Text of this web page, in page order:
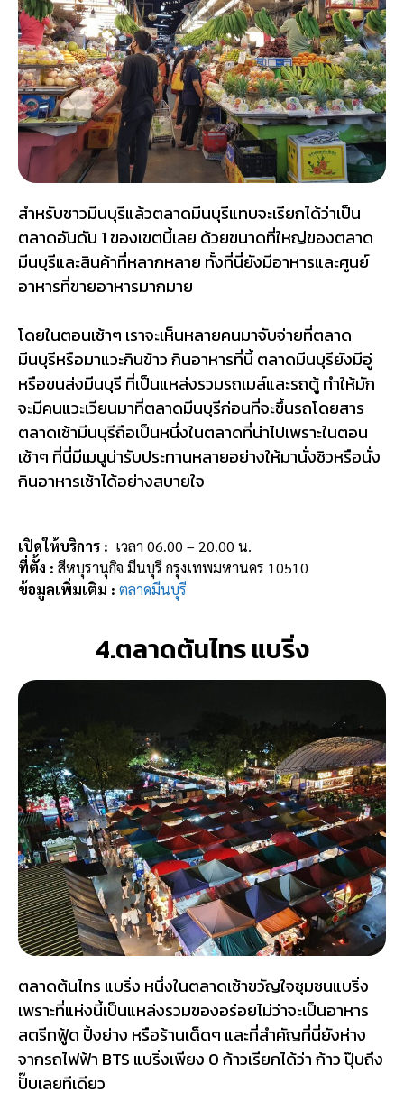
สำหรับชาวมีนบุรีแล้วตลาดมีนบุรีแทบจะเรียกได้ว่าเป็น
ตลาดอันดับ 1 ของเขตนี้เลย ด้วยขนาดที่ใหญ่ของตลาด
มีนบุรีและสินค้าที่หลากหลาย ทั้งที่นี่ยังมีอาหารและศูนย์
อาหารที่ขายอาหารมากมาย
โดยในตอนเช้าๆ เราจะเห็นหลายคนมาจับจ่ายที่ตลาด
มีนบุรีหรือมาแวะกินข้าว กินอาหารที่นี้ ตลาดมีนบุรียังมีอู่
หรือขนส่งมีนบุรี ที่เป็นแหล่งรวมรถเมล์และรถตู้ ทำให้มัก
จะมีคนแวะเวียนมาที่ตลาดมีนบุรีก่อนที่จะขึ้นรถโดยสาร
ตลาดเช้ามีนบุรีถือเป็นหนึ่งในตลาดที่น่าไปเพราะในตอน
เช้าๆ ที่นี่มีเมนูน่ารับประทานหลายอย่างให้มานั่งชิวหรือนั่ง
กินอาหารเช้าได้อย่างสบายใจ
เปิดให้บริการ : เวลา 06.00 – 20.00 น.
ที่ตั้ง : สีหบุรานุกิจ มีนบุรี กรุงเทพมหานคร 10510
ข้อมูลเพิ่มเติม : ตลาดมีนบุรี
4.ตลาดต้นไทร แบริ่ง
ตลาดต้นไทร แบริ่ง หนึ่งในตลาดเช้าขวัญใจชุมชนแบริ่ง
เพราะที่แห่งนี้เป็นแหล่งรวมของอร่อยไม่ว่าจะเป็นอาหาร
สตรีทฟู้ด ปิ้งย่าง หรือร้านเด็ดๆ และที่สำคัญที่นี่ยังห่าง
จากรถไฟฟ้า BTS แบริ่งเพียง 0 ก้าวเรียกได้ว่า ก้าว ปุ๊บถึง
ปั๊บเลยทีเดียว